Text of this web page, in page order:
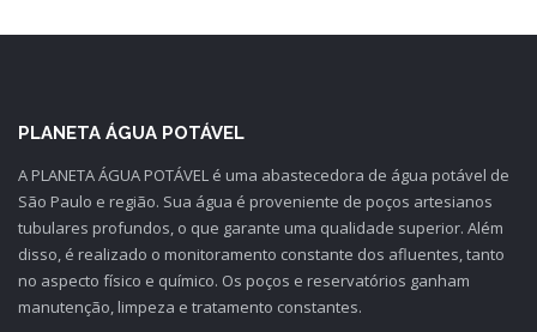
PLANETA ÁGUA POTÁVEL
A PLANETA ÁGUA POTÁVEL é uma abastecedora de água potável de
São Paulo e região. Sua água é proveniente de poços artesianos
tubulares profundos, o que garante uma qualidade superior. Além
disso, é realizado o monitoramento constante dos afluentes, tanto
no aspecto físico e químico. Os poços e reservatórios ganham
manutenção, limpeza e tratamento constantes.